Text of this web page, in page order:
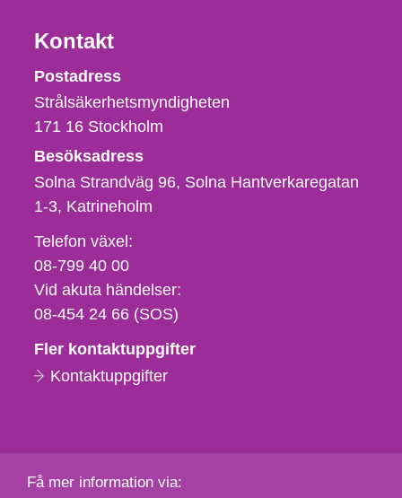
Kontakt
Strålsäkerhetsmyndigheten
Postadress
Strålsäkerhetsmyndigheten
171 16 Stockholm
Besöksadress
Solna Strandväg 96, Solna Hantverkaregatan
1-3 Katrineholm
Telefon,
fax
och
e-
Telefon växel:
08-799 40 00
Vid akuta händelser:
08-454 24 66 (SOS)
Fler kontaktuppgifter
Kontaktuppgifter
Få mer information via: